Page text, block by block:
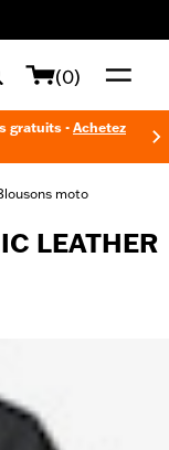
(0)
gratuits - Achetez
moto
LEATHER